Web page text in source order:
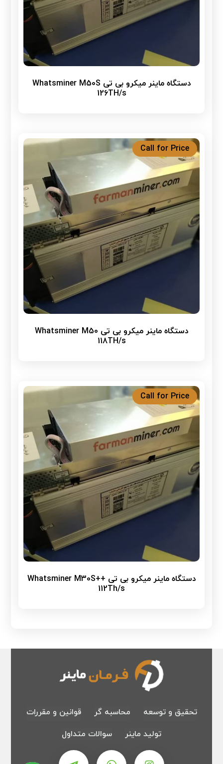
دستگاه ماینر میکرو بی تی Whatsminer M50S
126TH/s
دستگاه ماینر میکرو بی تی Whatsminer M50
118TH/s
Call for Price
دستگاه ماینر میکرو بی تی Whatsminer M30S++
112Th/s
Call for Price
تحقیق و توسعه محاسبه گر
قوانین و مقررات
تولید ماینر
سوالات متداول